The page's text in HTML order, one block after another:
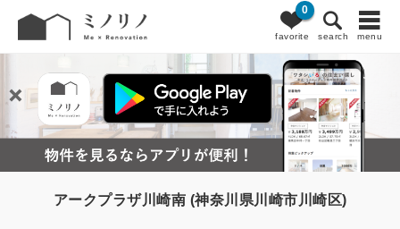
favorite
0
search menu
アークプラザ川崎南 (神奈川県川崎市川崎区)